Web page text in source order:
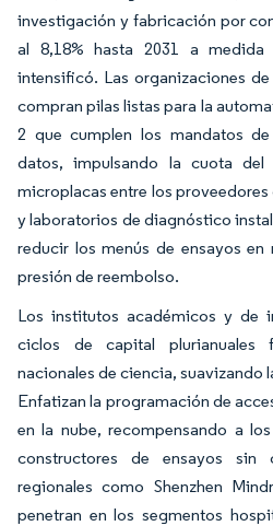
investigación y fabricación por
al 8,18% hasta 2031 a medida
intensificó. Las organizaciones
compran pilas listas para la
2 que cumplen los mandatos
datos, impulsando la cuota
microplacas entre los
y laboratorios de diagnóstico
reducir los menús de ensayos
presión de reembolso.
Los institutos académicos y de
ciclos de capital plurianuales
nacionales de ciencia, suavizando
Enfatizan la programación de
en la nube, recompensando a
constructores de ensayos sin
regionales como Shenzhen
penetran en los segmentos